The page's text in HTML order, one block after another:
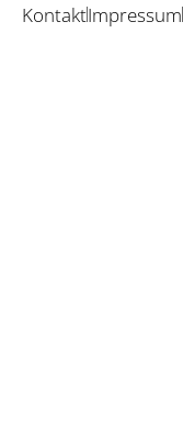
KontaktImpressum